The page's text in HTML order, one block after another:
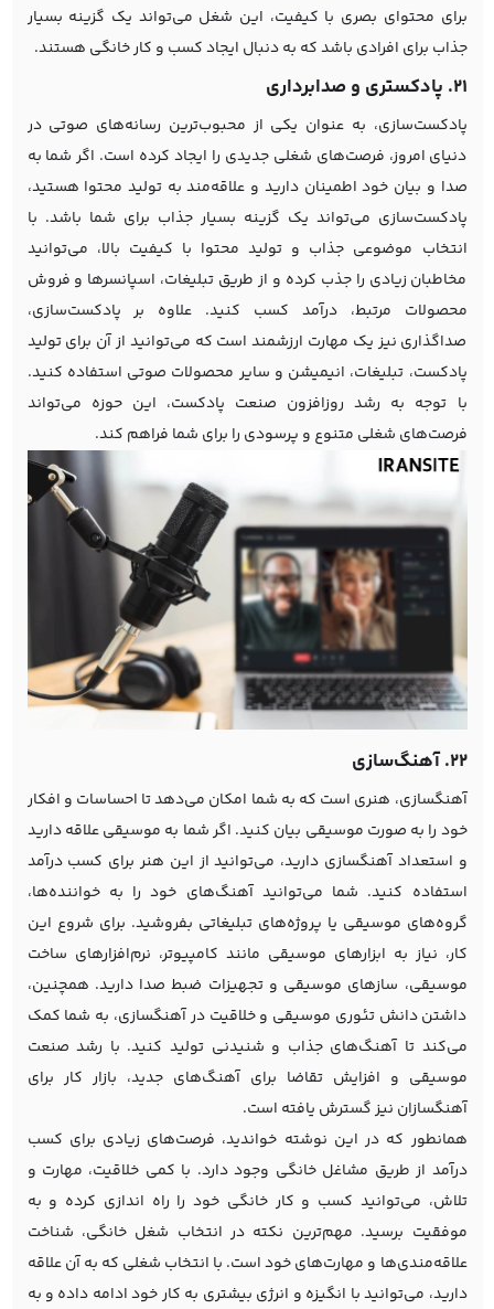
برای محتوای بصری با کیفیت، این شغل می‌تواند یک گزینه بسیار
جذاب برای افرادی باشد که به دنبال ایجاد کسب و کار خانگی هستند.
21. پادکستری و صدا‌برداری
پادکست‌سازی، به عنوان یکی از محبوب‌ترین رسانه‌های صوتی در
دنیای امروز، فرصت‌های شغلی جدیدی را ایجاد کرده است. اگر شما به
صدا و بیان خود اطمینان دارید و علاقه‌مند به تولید محتوا هستید،
پادکست‌سازی می‌تواند یک گزینه بسیار جذاب برای شما باشد. با
انتخاب موضوعی جذاب و تولید محتوا با کیفیت بالا، می‌توانید
مخاطبان زیادی را جذب کرده و از طریق تبلیغات، اسپانسرها و فروش
محصولات مرتبط، درآمد کسب کنید. علاوه بر پادکست‌سازی،
صداگذاری نیز یک مهارت ارزشمند است که می‌توانید از آن برای تولید
پادکست، تبلیغات، انیمیشن و سایر محصولات صوتی استفاده کنید.
با توجه به رشد روزافزون صنعت پادکست، این حوزه می‌تواند
فرصت‌های شغلی متنوع و پرسودی را برای شما فراهم کند.
22. آهنگ‌سازی
آهنگسازی، هنری است که به شما امکان می‌دهد تا احساسات و افکار
خود را به صورت موسیقی بیان کنید. اگر شما به موسیقی علاقه دارید
و استعداد آهنگسازی دارید، می‌توانید از این هنر برای کسب درآمد
استفاده کنید. شما می‌توانید آهنگ‌های خود را به خواننده‌ها،
گروه‌های موسیقی یا پروژه‌های تبلیغاتی بفروشید. برای شروع این
کار، نیاز به ابزارهای موسیقی مانند کامپیوتر، نرم‌افزارهای ساخت
موسیقی، سازهای موسیقی و تجهیزات ضبط صدا دارید. همچنین،
داشتن دانش تئوری موسیقی و خلاقیت در آهنگسازی، به شما کمک
می‌کند تا آهنگ‌های جذاب و شنیدنی تولید کنید. با رشد صنعت
موسیقی و افزایش تقاضا برای آهنگ‌های جدید، بازار کار برای
آهنگسازان نیز گسترش یافته است.
همانطور که در این نوشته خواندید، فرصت‌های زیادی برای کسب
درآمد از طریق مشاغل خانگی وجود دارد. با کمی خلاقیت، مهارت و
تلاش، می‌توانید کسب و کار خانگی خود را راه اندازی کرده و به
موفقیت برسید. مهم‌ترین نکته در انتخاب شغل خانگی، شناخت
علاقه‌مندی‌ها و مهارت‌های خود است. با انتخاب شغلی که به آن علاقه
دارید، می‌توانید با انگیزه و انرژی بیشتری به کار خود ادامه داده و به